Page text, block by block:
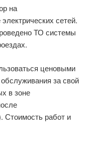
на
сетей.
ТО системы
ценовыми
за свой
в зоне
Стоимость работ и